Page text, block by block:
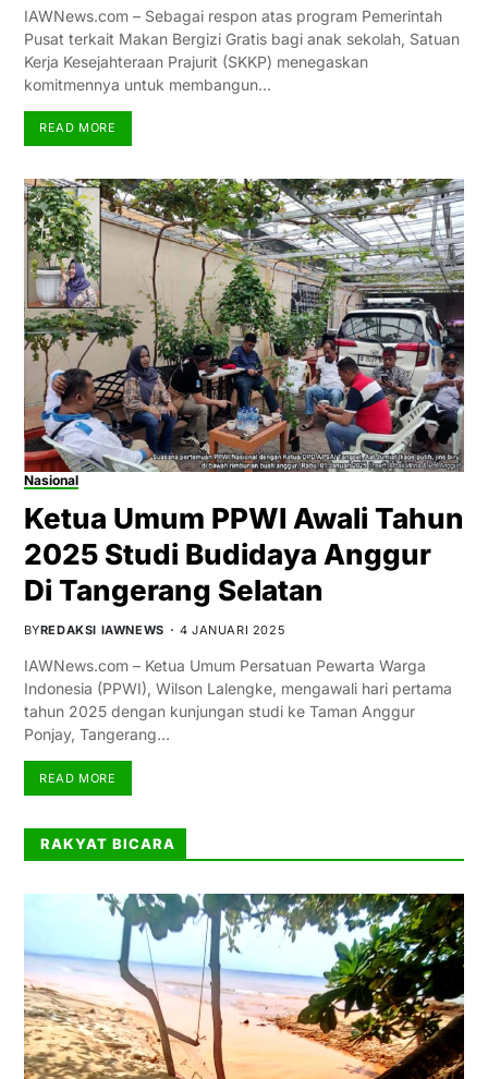
IAWNews.com – Sebagai respon atas program Pemerintah
Pusat terkait Makan Bergizi Gratis bagi anak sekolah, Satuan
Kerja Kesejahteraan Prajurit (SKKP) menegaskan
komitmennya untuk membangun…
READ MORE
Nasional
Ketua Umum PPWI Awali Tahun
2025 Studi Budidaya Anggur
Di Tangerang Selatan
BYREDAKSI IAWNEWS 4 JANUARI 2025
IAWNews.com – Ketua Umum Persatuan Pewarta Warga
Indonesia (PPWI), Wilson Lalengke, mengawali hari pertama
tahun 2025 dengan kunjungan studi ke Taman Anggur
Ponjay, Tangerang…
READ MORE
RAKYAT BICARA